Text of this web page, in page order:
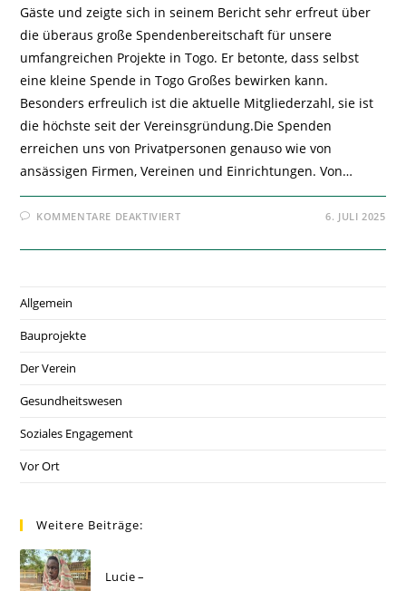
Gäste und zeigte sich in seinem Bericht sehr erfreut über
die überaus große Spendenbereitschaft für unsere
umfangreichen Projekte in Togo. Er betonte, dass selbst
eine kleine Spende in Togo Großes bewirken kann.
Besonders erfreulich ist die aktuelle Mitgliederzahl, sie ist
die höchste seit der Vereinsgründung.Die Spenden
erreichen uns von Privatpersonen genauso wie von
ansässigen Firmen, Vereinen und Einrichtungen. Von…
KOMMENTARE DEAKTIVIERTFÜR
MITGLIEDERVERSAMMLUNG
–
6. JULI 2025
Allgemein
Bauprojekte
Der Verein
Gesundheitswesen
Soziales Engagement
Vor Ort
Weitere Beiträge:
Lucie –